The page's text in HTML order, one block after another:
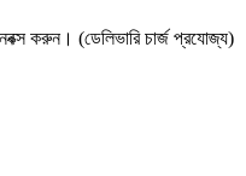
করুন। (ডেলিভারি চার্জ প্রযোজ্য)